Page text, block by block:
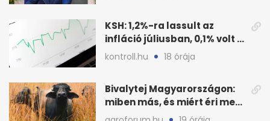
KSH: 1,2%-ra lassult az
infláció júliusban, 0,1% volt a
havi áresés
kontroll.hu 18 órája
Bivalytej Magyarországon:
miben más, és miért éri meg
feldolgozni?